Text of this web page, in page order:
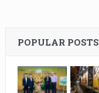
POPULAR POSTS